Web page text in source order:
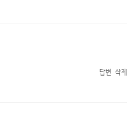
답변 삭제